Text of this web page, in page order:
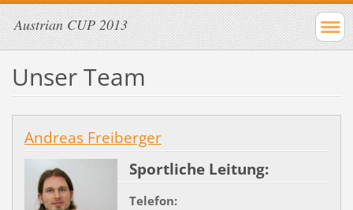
Austrian CUP 2013
Unser Team
Andreas Freiberger
Sportliche Leitung:
Telefon: